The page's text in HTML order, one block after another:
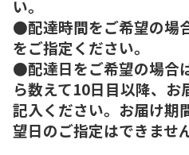
い。
●配達時間をご希望の場
をご指定ください。
●配達日をご希望の場合
ら数えて10日目以降、
記入ください。お届け期
望日のご指定はできません